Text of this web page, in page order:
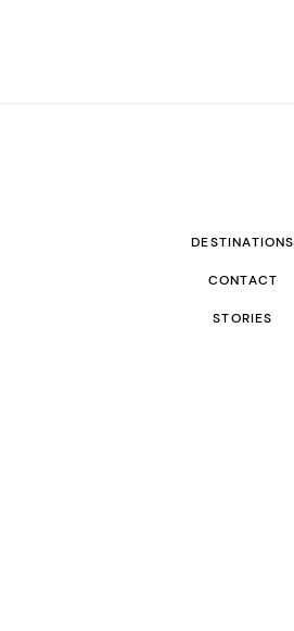
DESTINATIONS
CONTACT
STORIES